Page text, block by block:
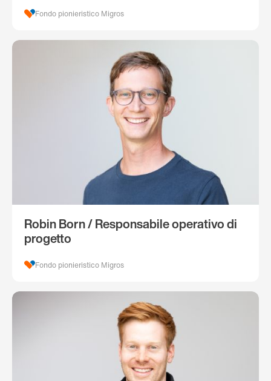
Fondo pionieristico Migros
Robin Born / Responsabile operativo di
progetto
Fondo pionieristico Migros